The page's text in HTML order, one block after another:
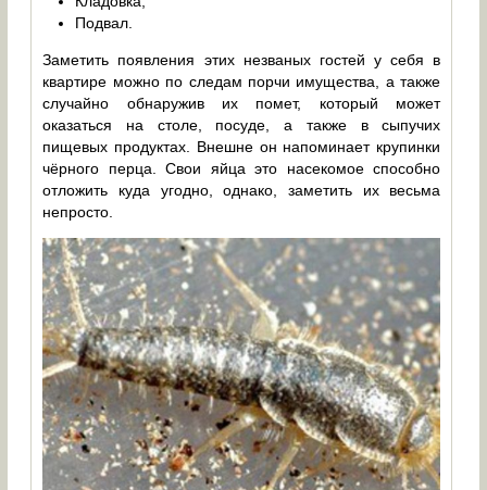
Подвал.
Заметить появления этих незваных гостей у себя в
квартире можно по следам порчи имущества, а также
случайно обнаружив их помет, который может
оказаться на столе, посуде, а также в сыпучих
пищевых продуктах. Внешне он напоминает крупинки
чёрного перца. Свои яйца это насекомое способно
отложить куда угодно, однако, заметить их весьма
непросто.